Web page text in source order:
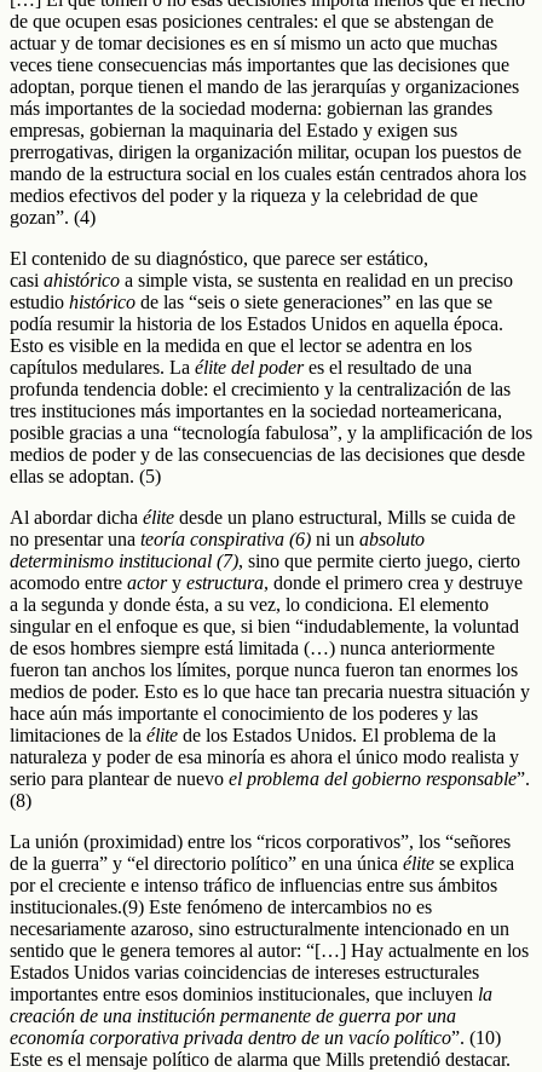
de que ocupen esas posiciones centrales: el que se abstengan de
actuar y de tomar decisiones es en sí mismo un acto que muchas
veces tiene consecuencias más importantes que las decisiones que
adoptan, porque tienen el mando de las jerarquías y organizaciones
más importantes de la sociedad moderna: gobiernan las grandes
empresas, gobiernan la maquinaria del Estado y exigen sus
prerrogativas, dirigen la organización militar, ocupan los puestos de
mando de la estructura social en los cuales están centrados ahora los
medios efectivos del poder y la riqueza y la celebridad de que
gozan”. (4)
El contenido de su diagnóstico, que parece ser estático,
casi ahistórico a simple vista, se sustenta en realidad en un preciso
estudio histórico de las “seis o siete generaciones” en las que se
podía resumir la historia de los Estados Unidos en aquella época.
Esto es visible en la medida en que el lector se adentra en los
capítulos medulares. La élite del poderes el resultado de una
profunda tendencia doble: el crecimiento y la centralización de las
tres instituciones más importantes en la sociedad norteamericana,
posible gracias a una “tecnología fabulosa”, y la amplificación de los
medios de poder y de las consecuencias de las decisiones que desde
ellas se adoptan. (5)
Al abordar dicha élite desde un plano estructural, Mills se cuida de
no presentar una teoría conspirativa (6) ni un absoluto
determinismo institucional (7), sino que permite cierto juego, cierto
acomodo entre actory estructura, donde el primero crea y destruye
a la segunda y donde ésta, a su vez, lo condiciona. El elemento
singular en el enfoque es que, si bien “indudablemente, la voluntad
de esos hombres siempre está limitada (…) nunca anteriormente
fueron tan anchos los límites, porque nunca fueron tan enormes los
medios de poder. Esto es lo que hace tan precaria nuestra situación y
hace aún más importante el conocimiento de los poderes y las
limitaciones de la élite de los Estados Unidos. El problema de la
naturaleza y poder de esa minoría es ahora el único modo realista y
serio para plantear de nuevo el problema del gobierno responsable”.
(8)
La unión (proximidad) entre los “ricos corporativos”, los “señores
de la guerra” y “el directorio político” en una única élite se explica
por el creciente e intenso tráfico de influencias entre sus ámbitos
institucionales.(9) Este fenómeno de intercambios no es
necesariamente azaroso, sino estructuralmente intencionado en un
sentido que le genera temores al autor: “[…] Hay actualmente en los
Estados Unidos varias coincidencias de intereses estructurales
importantes entre esos dominios institucionales, que incluyen la
creación de una institución permanente de guerra por una
economía corporativa privada dentro de un vacío político”. (10)
Este es el mensaje político de alarma que Mills pretendió destacar.